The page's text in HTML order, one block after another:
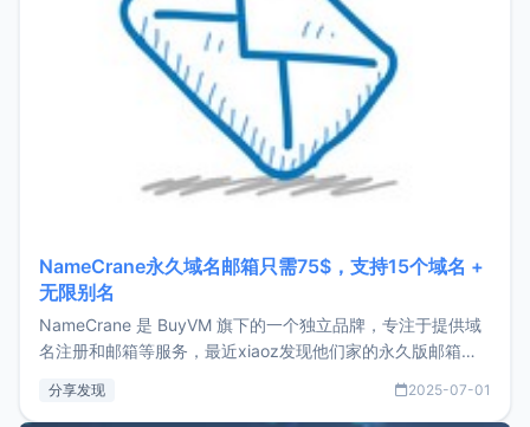
NameCrane永久域名邮箱只需75$，支持15个域名 +
无限别名
NameCrane 是 BuyVM 旗下的一个独立品牌，专注于提供域
名注册和邮箱等服务，最近xiaoz发现他们家的永久版邮箱服
又实惠的域名邮箱，不妨尝试一下 NameCrane。注册
分享发现 2025-07-01